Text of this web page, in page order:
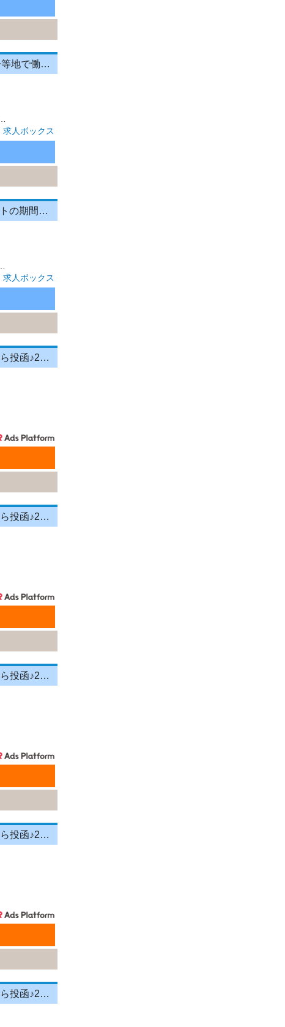
ホール/案内・受付/イベントスタッフ ジャヌ東京 メディアでも話題 一等地で働く幸せ
求人ボックス
イベント警備／【世田谷区イベント警備】時給2,100円！！9月スタートの期間限定警備スタッフ！
求人ボックス
＼投函メイン！営業＆残業ナシ！／月給33万円以上★町歩きをしながら投函♪20～50代活躍中☆年間休日125日以上！[26750559]
＼投函メイン！営業＆残業ナシ！／月給33万円以上★町歩きをしながら投函♪20～50代活躍中☆年間休日125日以上！[26750558]
＼投函メイン！営業＆残業ナシ！／月給33万円以上★町歩きをしながら投函♪20～50代活躍中☆年間休日125日以上！[26750557]
＼投函メイン！営業＆残業ナシ！／月給33万円以上★町歩きをしながら投函♪20～50代活躍中☆年間休日125日以上！[26750556]
＼投函メイン！営業＆残業ナシ！／月給33万円以上★町歩きをしながら投函♪20～50代活躍中☆年間休日125日以上！[26750555]